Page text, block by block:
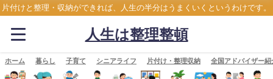
片付けと整理・収納ができれば、人生の半分はうまくいくというわけです。
人生は整理整頓
ホーム 暮らし 子育て シニアライフ 片付け・整理収納 全国アドバイザー紹